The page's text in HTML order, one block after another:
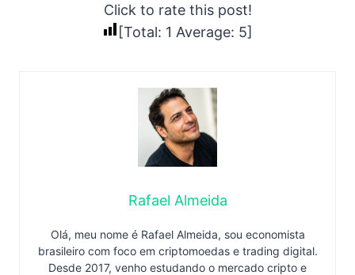
Click to rate this post!
[Total: 1 Average: 5]
Rafael Almeida
Olá, meu nome é Rafael Almeida, sou economista
brasileiro com foco em criptomoedas e trading digital.
Desde 2017, venho estudando o mercado cripto e